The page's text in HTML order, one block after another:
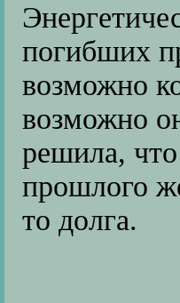
погибших
возможно
возможно
решила,
прошлого
то долга.